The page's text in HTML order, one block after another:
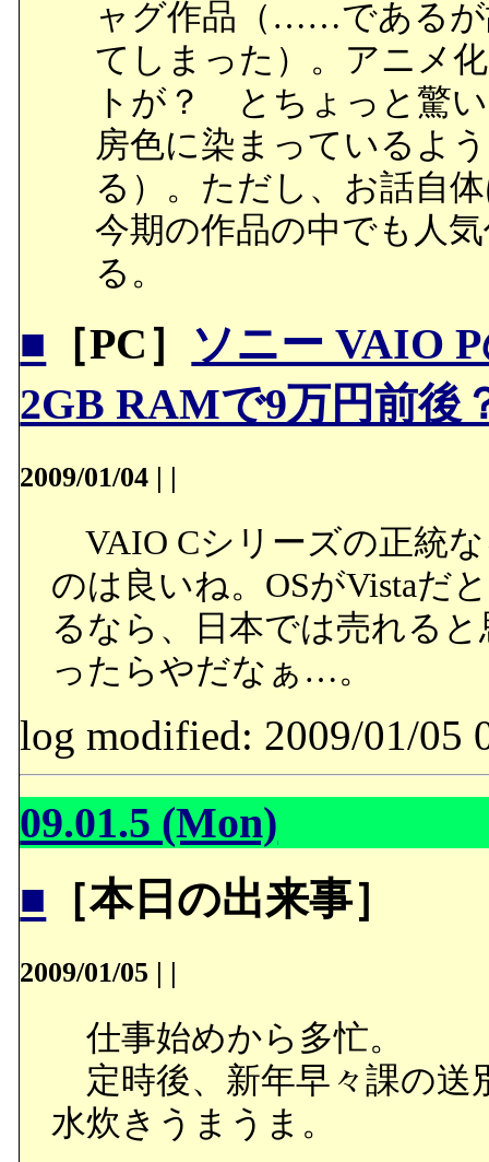
ャグ作品（……であるが
てしまった）。アニメ
トが？ とちょっと驚
房色に染まっているよ
る）。ただし、お話自
今期の作品の中でも人
る。
■ ［PC］ ソニー VAIO
2GB RAMで9万円前後
2009/01/04 | |
VAIO Cシリーズの正統
のは良いね。OSがVista
るなら、日本では売れる
ったらやだなぁ…。
log modified: 2009/01/05
09.01.5 (Mon)
■ ［本日の出来事］
2009/01/05 | |
仕事始めから多忙。
定時後、新年早々課の送
水炊きうまうま。